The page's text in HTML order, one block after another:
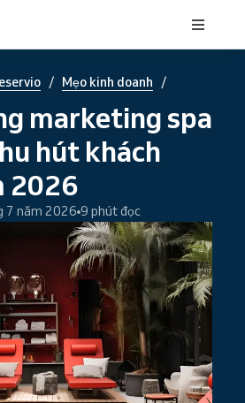
/ Mẹo kinh doanh /
marketing spa
hút khách
2026
7 năm 2026 9 phút đọc